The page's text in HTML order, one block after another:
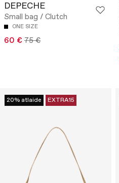
DEPECHE
Small bag / Clutch
ONE SIZE
60 € 75 €
20% atlaide EXTRA15